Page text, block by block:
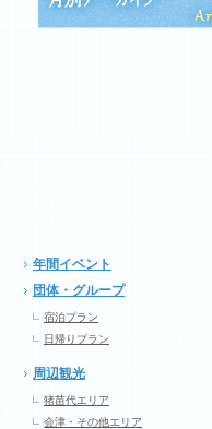
年間イベント
団体・グループ
宿泊プラン
日帰りプラン
周辺観光
猪苗代エリア
会津・その他エリア